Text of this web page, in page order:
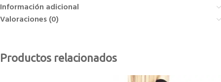
Información adicional
Valoraciones (0)
Productos relacionados